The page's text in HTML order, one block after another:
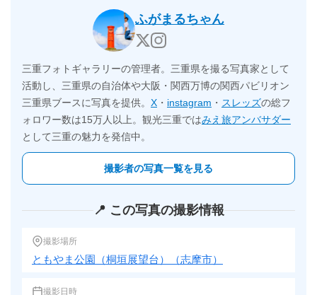
ふがまるちゃん
三重フォトギャラリーの管理者。三重県を撮る写真家として
活動し、三重県の自治体や大阪・関西万博の関西パビリオン
三重県ブースに写真を提供。 X ・ instagram ・ スレッズの総フ
ォロワー数は15万人以上。観光三重ではみえ旅アンバサダー
として三重の魅力を発信中。
撮影者の写真一覧を見る
📍 この写真の撮影情報
撮影場所
ともやま公園（桐垣展望台）（志摩市）
撮影日時